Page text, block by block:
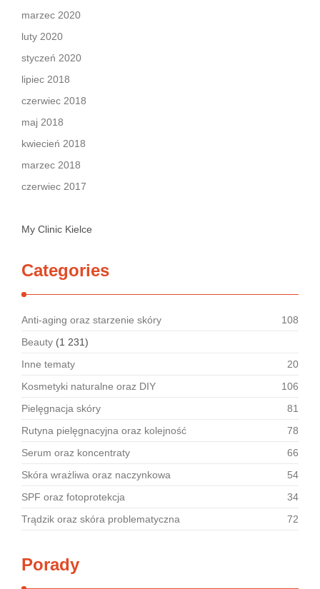
marzec 2020
luty 2020
styczeń 2020
lipiec 2018
czerwiec 2018
maj 2018
kwiecień 2018
marzec 2018
czerwiec 2017
My Clinic Kielce
Categories
Anti-aging oraz starzenie skóry
108
Beauty (1 231)
Inne tematy
20
Kosmetyki naturalne oraz DIY
106
Pielęgnacja skóry
81
Rutyna pielęgnacyjna oraz kolejność
78
Serum oraz koncentraty
66
Skóra wrażliwa oraz naczynkowa
54
SPF oraz fotoprotekcja
34
Trądzik oraz skóra problematyczna
72
Porady